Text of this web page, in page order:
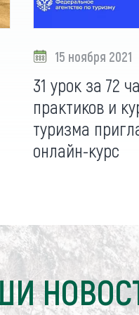
15 ноября 2021
31 урок за 72
практиков и
туризма
онлайн-курс